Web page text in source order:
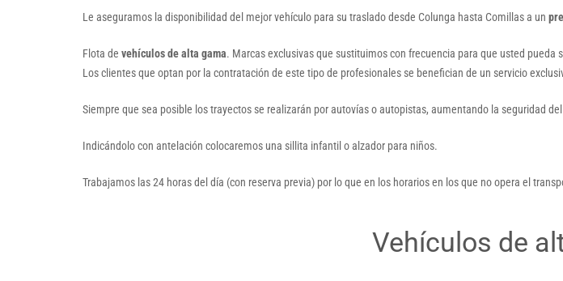
Le aseguramos la disponibilidad del mejor vehículo para su traslado desde Colunga hasta Comillas a un
Flota de vehículos de alta gama. Marcas exclusivas que sustituimos con frecuencia para que usted pueda
Los clientes que optan por la contratación de este tipo de profesionales se benefician de un servicio
Siempre que sea posible los trayectos se realizarán por autovías o autopistas, aumentando la seguridad
Indicándolo con antelación colocaremos una sillita infantil o alzador para niños.
Trabajamos las 24 horas del día (con reserva previa) por lo que en los horarios en los que no opera el
Vehículos de